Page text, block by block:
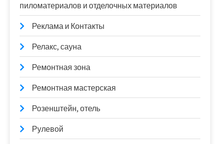
пиломатериалов и отделочных материалов
Реклама и Контакты
Релакс, сауна
Ремонтная зона
Ремонтная мастерская
Розенштейн, отель
Рулевой